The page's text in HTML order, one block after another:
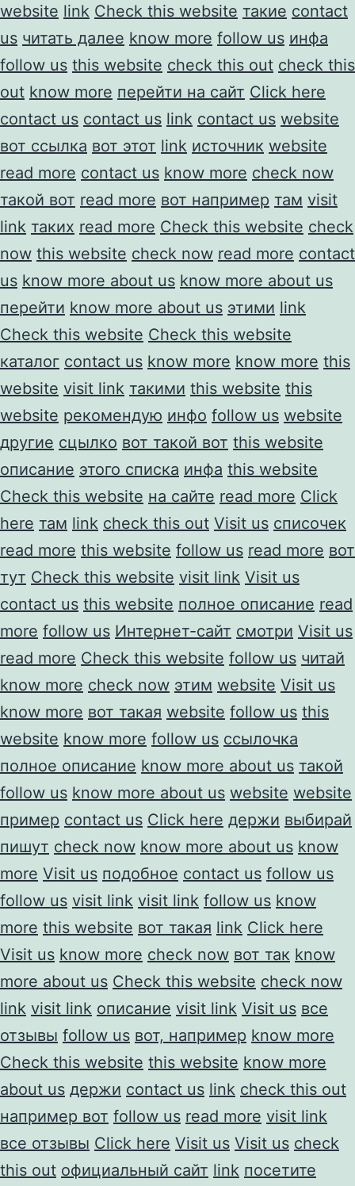
website link Check this website такие contact
us читать далее know more follow us инфа
follow us this website check this out check this
out know more перейти на сайт Click here
contact us contact us link contact us website
вот ссылка вот этот link источник website
read more contact us know more check now
такой вот read more вот например там visit
link таких read more Check this website check
now this website check now read more contact
us know more about us know more about us
перейти know more about us этими link
Check this website Check this website
каталог contact us know more know more this
website visit link такими this website this
website рекомендую инфо follow us website
другие сцылко вот такой вот this website
описание этого списка инфа this website
Check this website на сайте read more Click
here там link check this out Visit us списочек
read more this website follow us read more вот
тут Check this website visit link Visit us
contact us this website полное описание read
more follow us Интернет-сайт смотри Visit us
read more Check this website follow us читай
know more check now этим website Visit us
know more вот такая website follow us this
website know more follow us ссылочка
полное описание know more about us такой
follow us know more about us website website
пример contact us Click here держи выбирай
пишут check now know more about us know
more Visit us подобное contact us follow us
follow us visit link visit link follow us know
more this website вот такая link Click here
Visit us know more check now вот так know
more about us Check this website check now
link visit link описание visit link Visit us все
отзывы follow us вот, например know more
Check this website this website know more
about us держи contact us link check this out
например вот follow us read more visit link
все отзывы Click here Visit us Visit us check
this out официальный сайт link посетите